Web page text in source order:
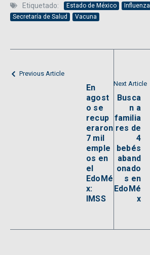
Etiquetado: Estado de México Influenza
Secretaría de Salud
Vacuna
Previous Article
En
agost
o se
recup
eraron
7 mil
emple
os en
el
EdoMé
x:
IMSS
Next Article
Busca
n a
familia
res de
4
bebés
aband
onado
s en
EdoMé
x